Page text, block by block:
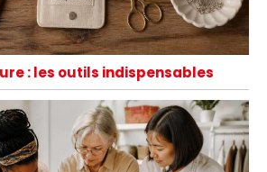
: les outils indispensables